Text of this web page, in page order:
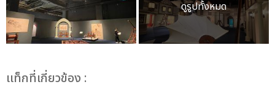
ดูรูปทั้งหมด
เเท็กที่เกี่ยวข้อง :